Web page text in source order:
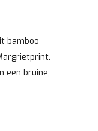
bamboo
een bruine,